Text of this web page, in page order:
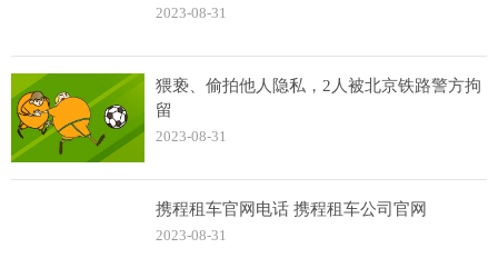
2023-08-31
猥亵、偷拍他人隐私，2人被北京铁路警方拘
留
2023-08-31
携程租车官网电话 携程租车公司官网
2023-08-31